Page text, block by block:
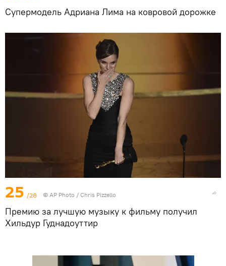
Супермодель Адриана Лима на ковровой дорожке
25 /28 © AP Photo / Chris Pizzello
Премию за лучшую музыку к фильму получил
Хильдур Гуднадоуттир